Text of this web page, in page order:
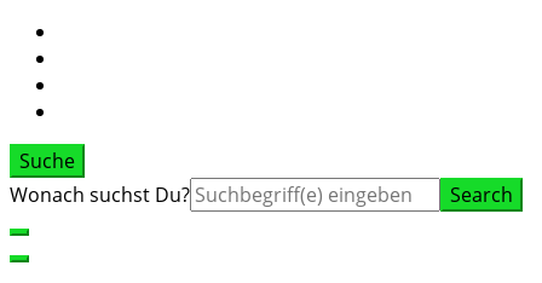
Suche
Suche
Wonach suchst Du?